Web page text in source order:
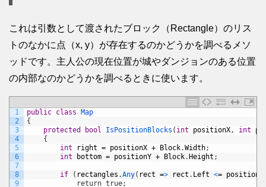
これは引数として渡されたブロック（Rectangle）のリス
トのなかに点（x, y）が存在するのかどうかを調べるメソ
ッドです。主人公の現在位置が城やダンジョンのある位置
の内部なのかどうかを調べるときに使います。
1
2
3
4
5
6
7
8
9
public class
Map
{
protected
bool IsPositionBlocks ( int positionX, int
{
int
right = positionX + Block.Width;
int
bottom = positionY + Block. Height ;
if ( rectangles .Any( rect => rect . Left <= positionX
return true;